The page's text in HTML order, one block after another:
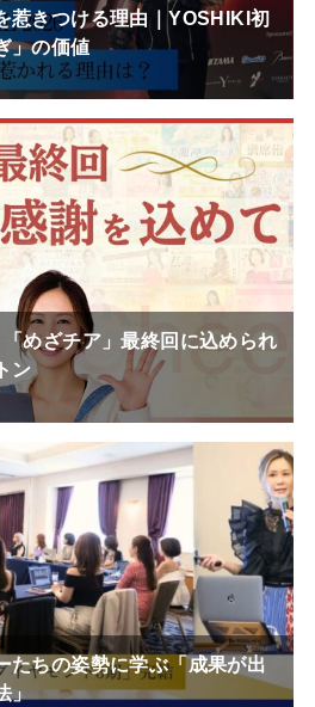
惹きつける理由｜YOSHIKI初
」の価値
めざチア」最終回に込められ
ン
たちの姿勢に学ぶ「成果が出
」